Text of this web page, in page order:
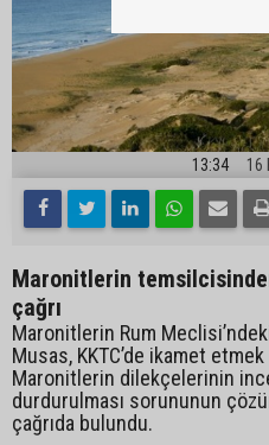
13:34 16
Maronitlerin
çağrı
Maronitlerin Rum
Musas, KKTC’de ikamet
Maronitlerin dilekçelerinin
durdurulması sorununun
çağrıda bulundu.